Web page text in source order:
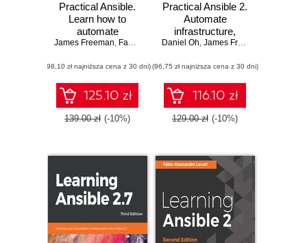
Practical Ansible.
Learn how to
automate
infrastructure,
configuration, and
deploy applications
- Second Edition
James Freeman, Fabio Alessandro Locati ,Daniel Oh
(98,10 zł najniższa cena z 30 dni)
125.10 zł
139.00 zł (-10%)
Practical Ansible 2.
Automate
infrastructure,
manage
deploy applications
with Ansible 2.9
Daniel Oh, James Freeman
(96,75 zł najniższa cena z 30 dni)
116.10 zł
129.00 zł (-10%)